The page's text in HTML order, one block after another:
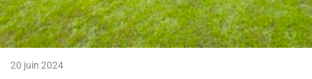
20 juin 2024